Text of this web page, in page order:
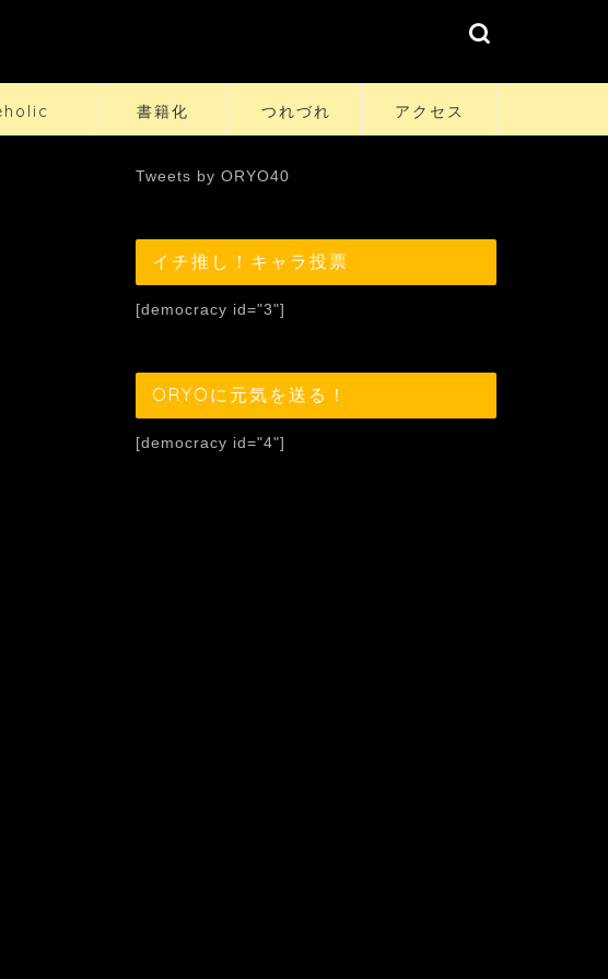
書籍化 つれづれ アクセス
Tweets by ORYO40
イチ推し！キャラ投票
[democracy id="3"]
ORYOに元気を送る！
[democracy id="4"]